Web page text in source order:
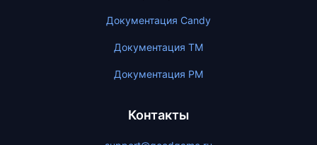
Документация Candy
Документация ТМ
Документация PM
Контакты